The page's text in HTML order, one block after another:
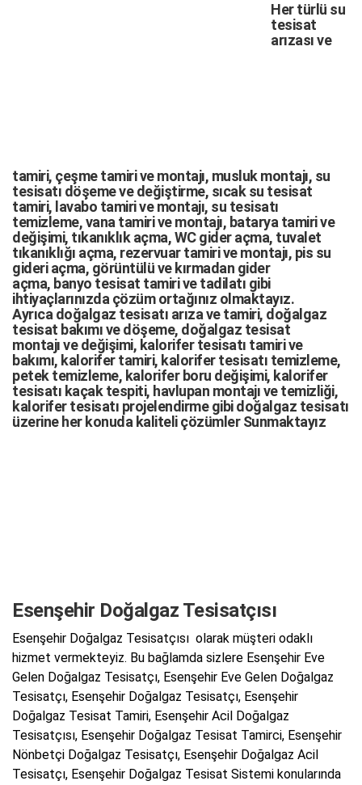
Her türlü su
tesisat
arızasıve
tamiri, çeşme tamirivemontajı, musluk montajı, su
tesisatı döşemeve değiştirme, sıcak su tesisat
tamiri, lavabo tamirivemontajı, su tesisatı
temizleme,vana tamirivemontajı, batarya tamirive
değişimi, tıkanıklık açma,WC gider açma, tuvalet
tıkanıklığı açma, rezervuar tamirive montajı, pis su
gideri açma, görüntülü ve kırmadan gider
açma, banyo tesisat tamirivetadilatı gibi
ihtiyaçlarınızda çözüm ortağınız olmaktayız.
Ayrıca doğalgaz tesisatı arızave tamiri, doğalgaz
tesisat bakımıve döşeme, doğalgaz tesisat
montajıve değişimi, kalorifer tesisatı tamiri ve
bakımı, kalorifer tamiri, kalorifer tesisatı temizleme,
petek temizleme, kalorifer boru değişimi, kalorifer
tesisatı kaçak tespiti, havlupan montajı ve temizliği,
kalorifer tesisatı projelendirme gibi d oğalgaz tesisatı
üzerine her konuda kaliteli çözümler Sunmaktayız
Esenşehir Doğalgaz Tesisatçısı
Esenşehir Doğalgaz Tesisatçısı olarak müşteri odaklı
hizmet vermekteyiz. Bu bağlamda sizlere Esenşehir Eve
Gelen Doğalgaz Tesisatçı, Esenşehir Eve Gelen Doğalgaz
Tesisatçı, Esenşehir Doğalgaz Tesisatçı, Esenşehir
Doğalgaz Tesisat Tamiri, Esenşehir Acil Doğalgaz
Tesisatçısı, Esenşehir Doğalgaz Tesisat Tamirci, Esenşehir
Nönbetçi Doğalgaz Tesisatçı, Esenşehir Doğalgaz Acil
Tesisatçı, Esenşehir Doğalgaz Tesisat Sistemi konularında